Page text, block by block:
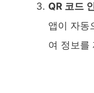
QR 코드
앱이 자동
여 정보를